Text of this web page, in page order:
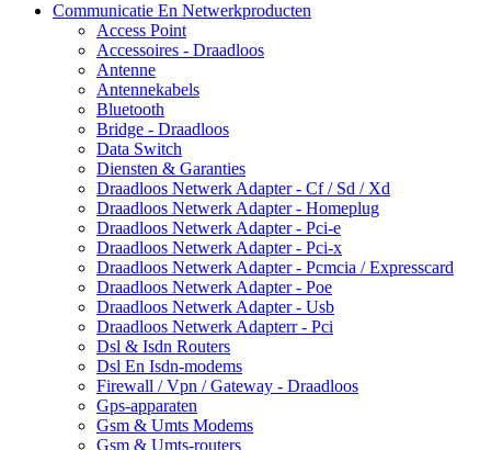
Communicatie En Netwerkproducten
Access Point
Accessoires - Draadloos
Antenne
Antennekabels
Bluetooth
Bridge - Draadloos
Data Switch
Diensten & Garanties
Draadloos Netwerk Adapter - Cf / Sd / Xd
Draadloos Netwerk Adapter - Homeplug
Draadloos Netwerk Adapter - Pci-e
Draadloos Netwerk Adapter - Pci-x
Draadloos Netwerk Adapter - Pcmcia / Expresscard
Draadloos Netwerk Adapter - Poe
Draadloos Netwerk Adapter - Usb
Draadloos Netwerk Adapterr - Pci
Dsl & Isdn Routers
Dsl En Isdn-modems
Firewall / Vpn / Gateway - Draadloos
Gps-apparaten
Gsm & Umts Modems
Gsm & Umts-routers